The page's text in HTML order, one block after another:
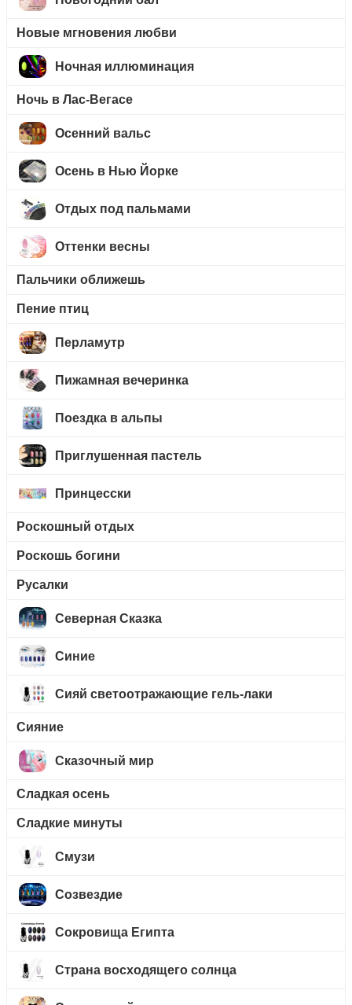
Новые мгновения любви
Ночная иллюминация
Ночь в Лас-Вегасе
Осенний вальс
Осень в Нью Йорке
Отдых под пальмами
Оттенки весны
Пальчики оближешь
Пение птиц
Перламутр
Пижамная вечеринка
Поездка в альпы
Приглушенная пастель
Принцесски
Роскошный отдых
Роскошь богини
Русалки
Северная Сказка
Синие
Сияй светоотражающие гель-лаки
Сияние
Сказочный мир
Сладкая осень
Сладкие минуты
Смузи
Созвездие
Сокровища Египта
Страна восходящего солнца